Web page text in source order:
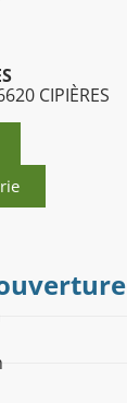
CIPIÈRES